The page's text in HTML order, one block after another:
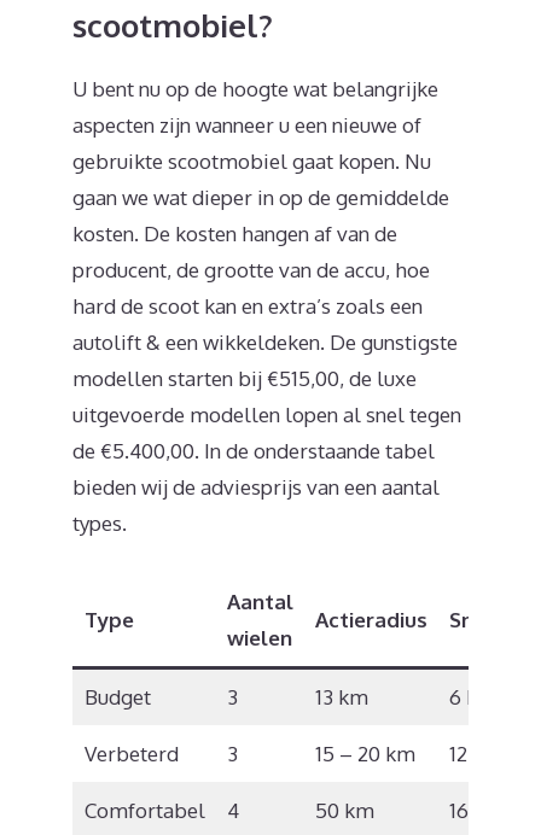
scootmobiel?
U bent nu op de hoogte wat belangrijke
aspecten zijn wanneer u een nieuwe of
gebruikte scootmobiel gaat kopen. Nu
gaan we wat dieper in op de gemiddelde
kosten. De kosten hangen af van de
producent, de grootte van de accu, hoe
hard de scoot kan en extra’s zoals een
autolift & een wikkeldeken. De gunstigste
modellen starten bij €515,00, de luxe
uitgevoerde modellen lopen al snel tegen
de €5.400,00. In de onderstaande tabel
bieden wij de adviesprijs van een aantal
types.
Type
Aantal
wielen
Actieradius Snelheid
Budget 3 13 km 6 km/u
Verbeterd 3 15 – 20 km 12 km/u
Comfortabel 4 50 km 16 km/u